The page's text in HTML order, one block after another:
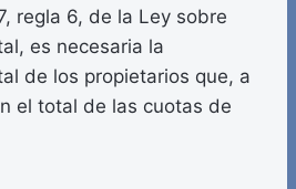
regla 6, de la Ley sobre
es necesaria la
de los propietarios que, a
el total de las cuotas de